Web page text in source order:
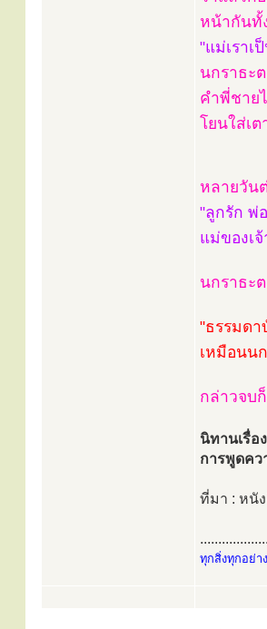
หน้ากันทั้
"แม่เราเ
นกราธะ
คำพี่ชาย
โยนใส่เต
หลายวัน
"ลูกรัก พ่
แม่ของเ
นกราธะ
"ธรรมด
เหมือนน
กล่าวจบ
นิทานเรื่อ
การพูดคว
ที่มา : หนั
ทุกสิ่งทุกอย่า